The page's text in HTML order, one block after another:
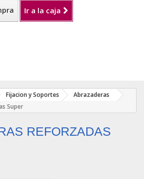
Ir a la caja
Fijacion y Soportes
Abrazaderas
Super
REFORZADAS